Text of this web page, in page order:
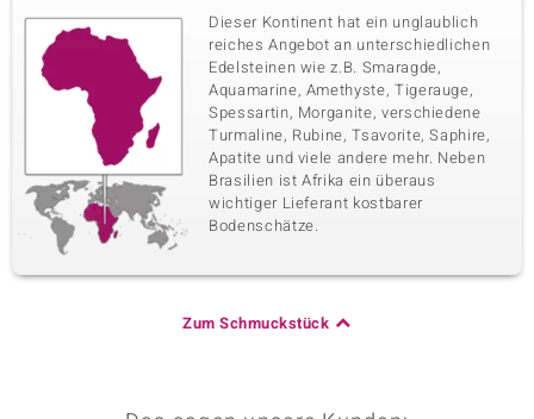
Dieser Kontinent hat ein unglaublich
reiches Angebot an unterschiedlichen
Edelsteinen wie z.B. Smaragde,
Aquamarine, Amethyste, Tigerauge,
Spessartin, Morganite, verschiedene
Turmaline, Rubine, Tsavorite, Saphire,
Apatite und viele andere mehr. Neben
Brasilien ist Afrika ein überaus
wichtiger Lieferant kostbarer
Bodenschätze.
Zum Schmuckstück